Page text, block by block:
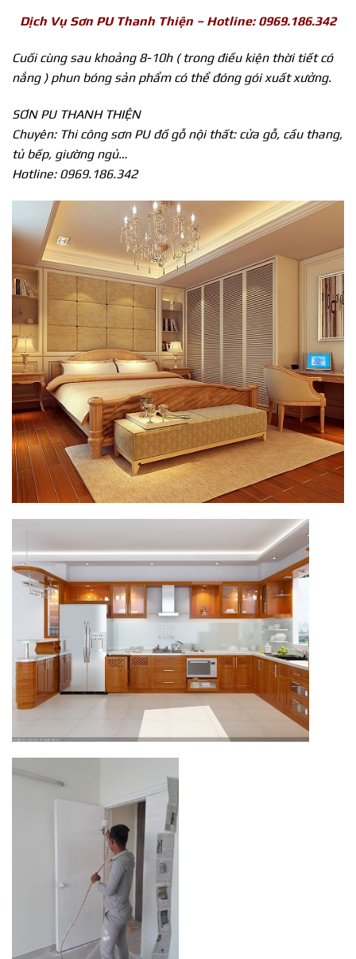
Dịch Vụ Sơn PU Thanh Thiện – Hotline: 0969.186.342
Cuối cùng sau khoảng 8-10h ( trong điều kiện thời tiết có
nắng ) phun bóng sản phẩm có thể đóng gói xuất xưởng.
SƠN PU THANH THIỆN
Chuyên: Thi công sơn PU đồ gỗ nội thất: cửa gỗ, cầu thang,
tủ bếp, giường ngủ…
Hotline: 0969.186.342